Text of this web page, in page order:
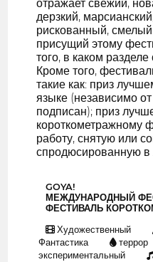
отражает свежий,
дерзкий,
рискованный, смелый
присущий этому
того, в каком
Кроме того,
такие как: приз
языке (независимо
подписан); приз
короткометражному
работу, снятую или
спродюсированную в
GOYA!
МЕЖДУНАРОДНЫЙ
ФЕСТИВАЛЬ
Художественный
Фантастика
террор
экспериментальный